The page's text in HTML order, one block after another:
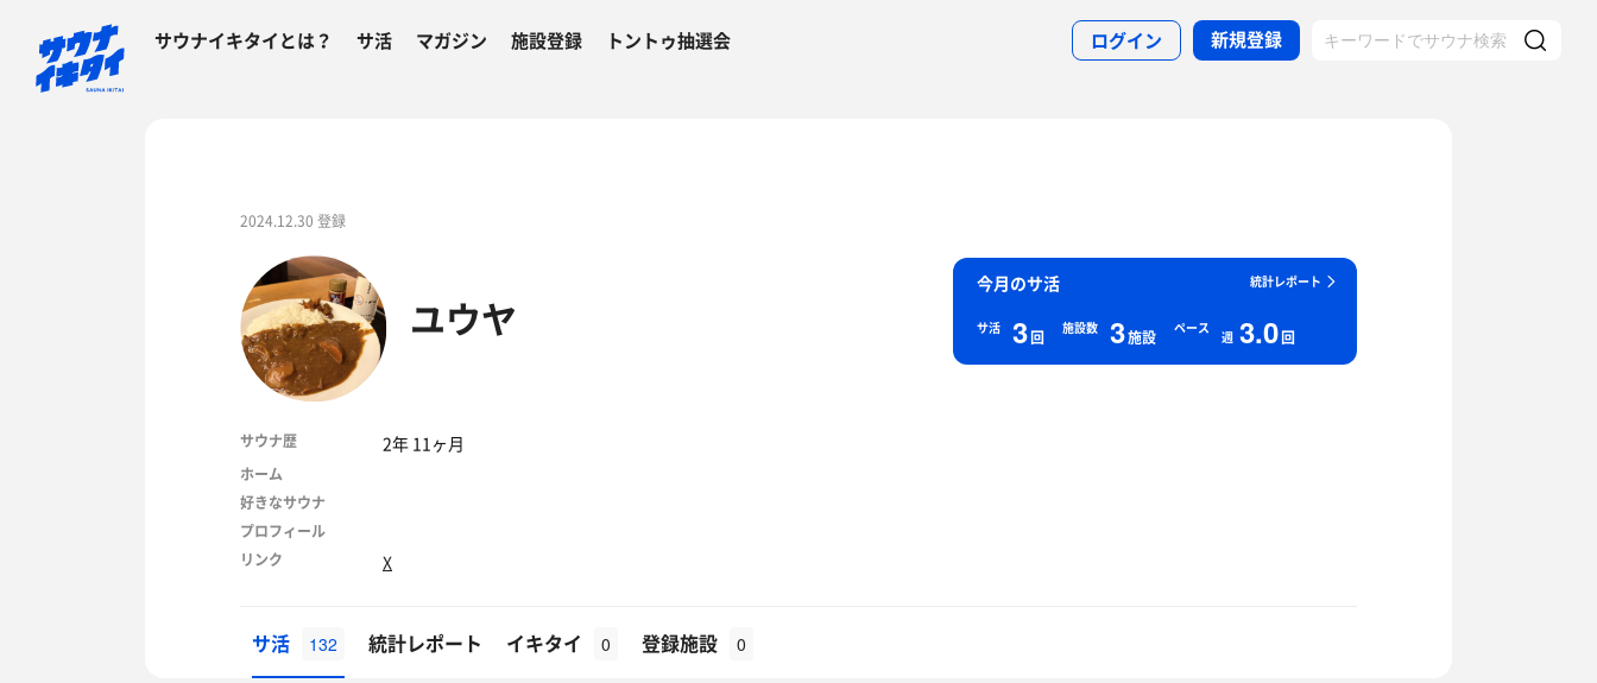
サウナイキタイとは？ サ活 マガジン 施設登録 トントゥ抽選会 ログイン 新規登録
2024.12.30 登録
ユウヤ
統計レポート
今月のサ活
サ活 3回 施設数 3施設 ペース
週 3.0回
サウナ歴 2年 11ヶ月
ホーム
好きなサウナ
プロフィール
リンク
X
サ活 132 統計レポート イキタイ 0 登録施設 0